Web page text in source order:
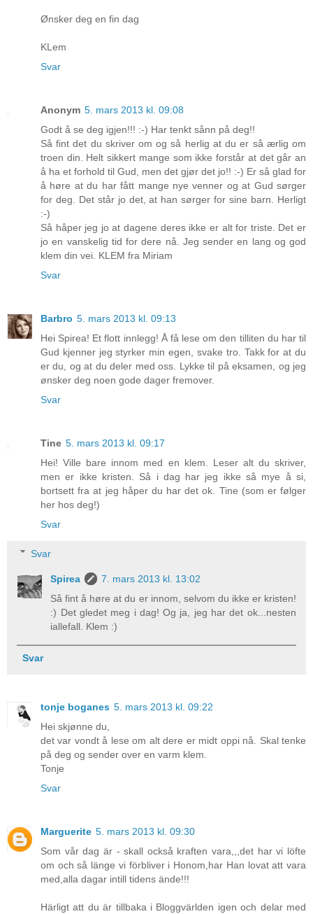
Ønsker deg en fin dag
KLem
Svar
Anonym 5. mars 2013 kl. 09:08
Godt å se deg igjen!!! :-) Har tenkt sånn på deg!!
Så fint det du skriver om og så herlig at du er så ærlig om
troen din. Helt sikkert mange som ikke forstår at det går an
å ha et forhold til Gud, men det gjør det jo!! :-) Er så glad for
å høre at du har fått mange nye venner og at Gud sørger
for deg. Det står jo det, at han sørger for sine barn. Herligt
:-)
Så håper jeg jo at dagene deres ikke er alt for triste. Det er
jo en vanskelig tid for dere nå. Jeg sender en lang og god
klem din vei. KLEM fra Miriam
Svar
Barbro 5. mars 2013 kl. 09:13
Hei Spirea! Et flott innlegg! Å få lese om den tilliten du har til
Gud kjenner jeg styrker min egen, svake tro. Takk for at du
er du, og at du deler med oss. Lykke til på eksamen, og jeg
ønsker deg noen gode dager fremover.
Svar
Tine 5. mars 2013 kl. 09:17
Hei! Ville bare innom med en klem. Leser alt du skriver,
men er ikke kristen. Så i dag har jeg ikke så mye å si,
bortsett fra at jeg håper du har det ok. Tine (som er følger
her hos deg!)
Svar
Svar
Spirea
7. mars 2013 kl. 13:02
Så fint å høre at du er innom, selvom du ikke er kristen!
:) Det gledet meg i dag! Og ja, jeg har det ok...nesten
iallefall. Klem :)
Svar
tonje boganes 5. mars 2013 kl. 09:22
Hei skjønne du,
det var vondt å lese om alt dere er midt oppi nå. Skal tenke
på deg og sender over en varm klem.
Tonje
Svar
Marguerite 5. mars 2013 kl. 09:30
Som vår dag är - skall också kraften vara,,,det har vi löfte
om och så länge vi förbliver i Honom,har Han lovat att vara
med,alla dagar intill tidens ände!!!
Härligt att du är tillbaka i Bloggvärlden igen och delar med